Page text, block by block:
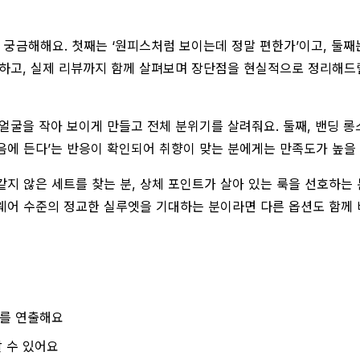
해해요. 첫째는 ‘원피스처럼 보이는데 정말 편한가’이고, 둘
고, 실제 리뷰까지 함께 살펴보며 장단점을 현실적으로 정리해
을 작아 보이게 만들고 전체 분위기를 살려줘요. 둘째, 밴딩
든다’는 반응이 확인되어 취향이 맞는 분에게는 만족도가 높
않은 세트를 찾는 분, 상체 포인트가 살아 있는 룩을 선호하
수준의 정교한 실루엣을 기대하는 분이라면 다른 옵션도 함
연출해요
수 있어요